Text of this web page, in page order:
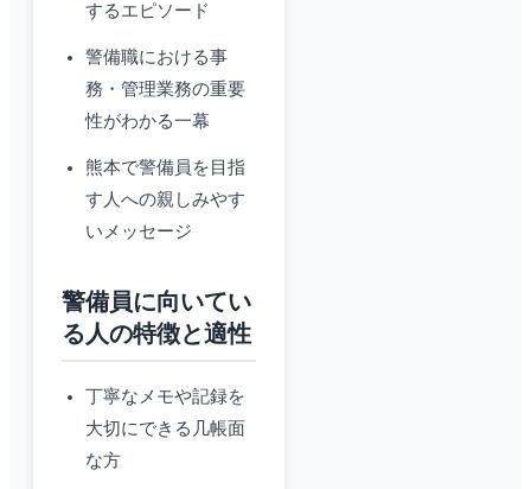
するエピソード
警備職における事
務・管理業務の重要
性がわかる一幕
熊本で警備員を目指
す人への親しみやす
いメッセージ
警備員に向いてい
る人の特徴と適性
丁寧なメモや記録を
大切にできる几帳面
な方